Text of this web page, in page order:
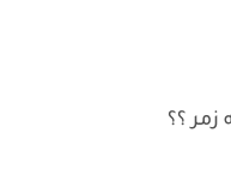
؟؟